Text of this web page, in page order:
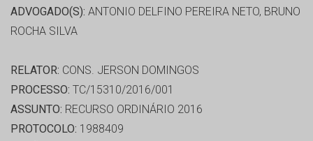
ADVOGADO(S): ANTONIO DELFINO PEREIRA NETO, BRUNO
ROCHA SILVA
RELATOR: CONS. JERSON DOMINGOS
PROCESSO: TC/15310/2016/001
ASSUNTO: RECURSO ORDINÁRIO 2016
PROTOCOLO: 1988409